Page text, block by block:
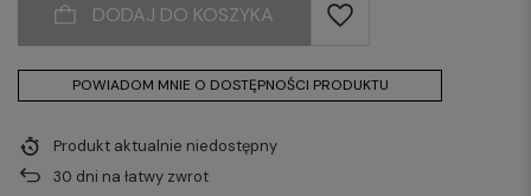
DODAJ DO KOSZYKA
POWIADOM MNIE O DOSTĘPNOŚCI PRODUKTU
Produkt aktualnie niedostępny
30 dni na łatwy zwrot